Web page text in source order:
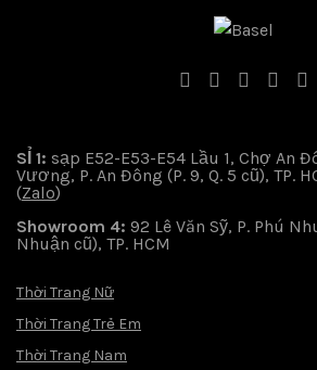
SỈ 1: sạp E52-E53-E54 Lầu 1, Chợ An
Vương, P. An Đông (P. 9, Q. 5 cũ), TP.
(Zalo)
Showroom 4: 92 Lê Văn Sỹ, P. Phú
Nhuận cũ), TP. HCM
Thời Trang Nữ
Thời Trang Trẻ Em
Thời Trang Nam